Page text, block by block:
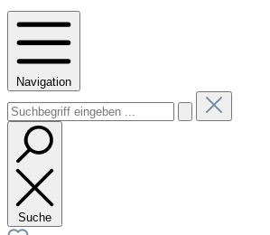
Navigation
Suche